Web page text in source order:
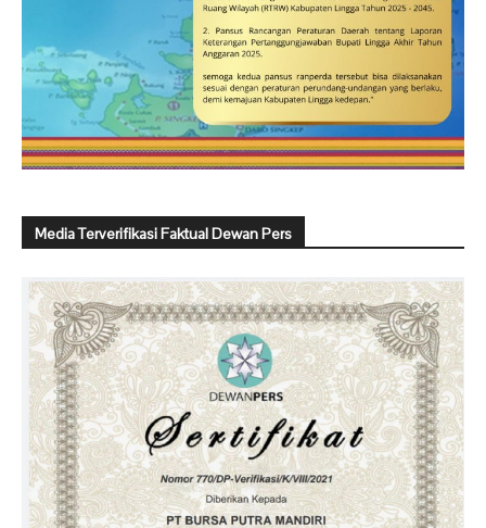
Media Terverifikasi Faktual Dewan Pers